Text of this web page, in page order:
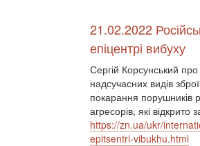
21.02.2022
епіцентрі вибуху
Сергій Корсунський
надсучасних видів
покарання порушників
агресорів, які відкрито
https://zn.ua/ukr/
epitsentri-vibukhu.html